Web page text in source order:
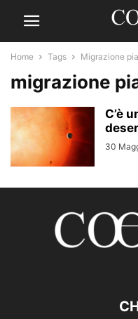
Home Tags Migrazione
migrazione
C’è
30